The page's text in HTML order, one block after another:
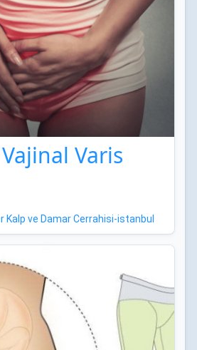
Varis
Prof. Dr. Onur Gürer Kalp ve Damar Cerrahisi-istanbul